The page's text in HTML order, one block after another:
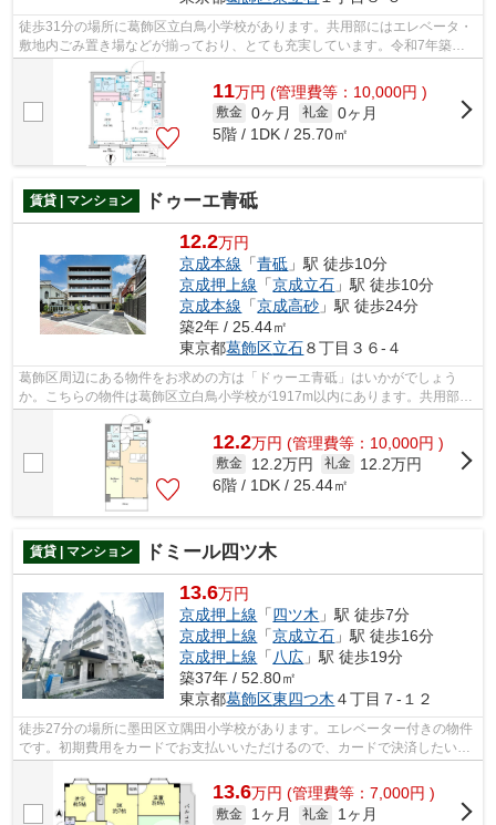
徒歩31分の場所に葛飾区立白鳥小学校があります。共用部にはエレベータ・
敷地内ごみ置き場などが揃っており、とても充実しています。令和7年築の
コチラの物件は、落ち着きのある室内が...
11万円 (管理費等：10,000円 )
敷金 0ヶ月 礼金 0ヶ月
5階 / 1DK / 25.70㎡
賃貸 | マンション ドゥーエ青砥
12.2万円
京成本線 「青砥 」駅 徒歩10分
京成押上線 「京成立石 」駅 徒歩10分
京成本線 「京成高砂 」駅 徒歩24分
築2年 / 25.44㎡
東京都葛飾区立石８丁目３６-４
葛飾区周辺にある物件をお求めの方は「ドゥーエ青砥」はいかがでしょう
か。こちらの物件は葛飾区立白鳥小学校が1917m以内にあります。共用部に
は敷地内ごみ置き場・エレベータなどが揃...
12.2万円 (管理費等：10,000円 )
敷金 12.2万円 礼金
12.2万円
6階 / 1DK / 25.44㎡
賃貸 | マンション ドミール四ツ木
13.6万円
京成押上線 「四ツ木 」駅 徒歩7分
京成押上線 「京成立石 」駅 徒歩16分
京成押上線 「 八広 」駅 徒歩19分
築37年 / 52.80㎡
東京都葛飾区東四つ木 ４丁目７-１２
徒歩27分の場所に墨田区立隅田小学校があります。エレベーター付きの物件
です。初期費用をカードでお支払いいただけるので、カードで決済したい方
13.6万円 (管理費等：7,000円 )
敷金 1ヶ月 礼金
1ヶ月